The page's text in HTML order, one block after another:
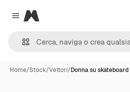
Close menu
Magnific
Home/Stock/Vettori/Donna su skateboard